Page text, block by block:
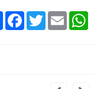
ShareFacebook
TwitterEmail